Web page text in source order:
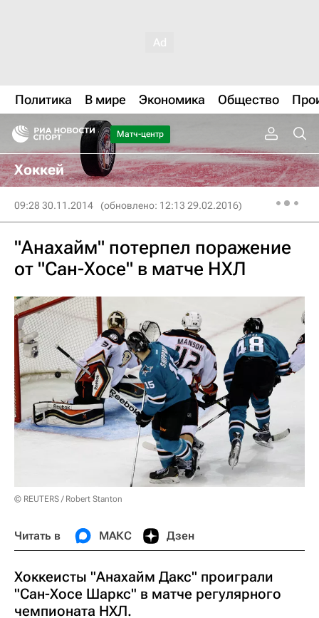
Политика В мире Экономика Общество
Матч-центр
Хоккей
09:28 30.11.2014 (обновлено: 12:13 29.02.2016)
"Анахайм" потерпел поражение
от "Сан-Хосе" в матче НХЛ
© REUTERS / Robert Stanton
Читать в МАКС Дзен
Хоккеисты "Анахайм Дакс" проиграли
"Сан-Хосе Шаркс" в матче регулярного
чемпионата НХЛ.